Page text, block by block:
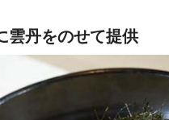
雲丹をのせて提供